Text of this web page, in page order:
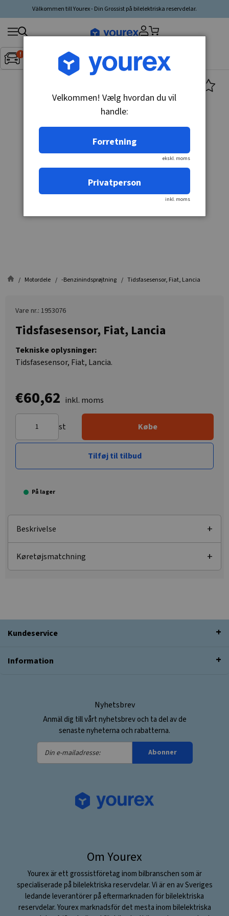
Välkommen till Yourex - Din Grossist på bilelektriska reservdelar.
Inget fordon valt▼
Søg
produkt,
producent,
Motordele -Benzinindsprøjtning Tidsfasesensor, Fiat, Lancia
Vare nr.: 1953076
Tidsfasesensor, Fiat, Lancia
Tekniske oplysninger:
Tidsfasesensor, Fiat, Lancia.
€60,62 inkl. moms
st Købe
Tilføj til tilbud
På lager
Beskrivelse
Køretøjsmatchning
Kundeservice
Information
Nyhetsbrev
Anmäl dig till vårt nyhetsbrev och ta del av de
senaste nyheterna och rabatterna.
Din
e-
Abonner
Om Yourex
Yourex är ett grossistföretag inom bilbranschen som är
specialiserade på bilelektriska reservdelar. Vi är en av Sveriges
ledande leverantörer på eftermarknaden för bilelektriska
reservdelar. Yourex marknadsför det mesta inom bilelektriska
Velkommen! Vælg hvordan du vil
handle:
Forretning
ekskl. moms
Privatperson
inkl. moms